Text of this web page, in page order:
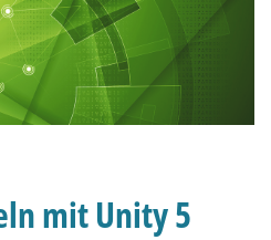
mit Unity 5